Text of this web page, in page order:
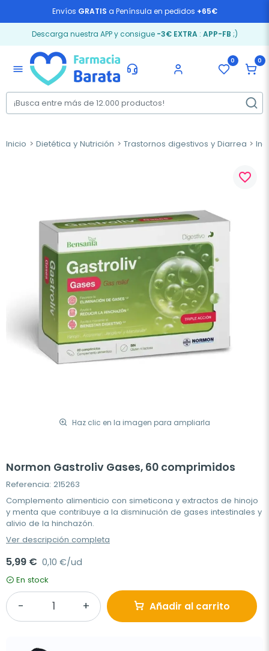
Envíos GRATIS a Península en pedidos +65€
Descarga nuestra APP y consigue -3€ EXTRA: APP-FB ;)
menu
0 0
Inicio Dietética y Nutrición Trastornos digestivos y Diarrea
Haz clic en la imagen para ampliarla
favorite_border
Normon Gastroliv Gases, 60 comprimidos
Referencia: 215263
Complemento alimenticio con simeticona y extractos de hinojo
y menta que contribuye a la disminución de gases intestinales y
alivio de la hinchazón.
Ver descripción completa
5,99 € 0,10 €/ud
En stock
Añadir al carrito